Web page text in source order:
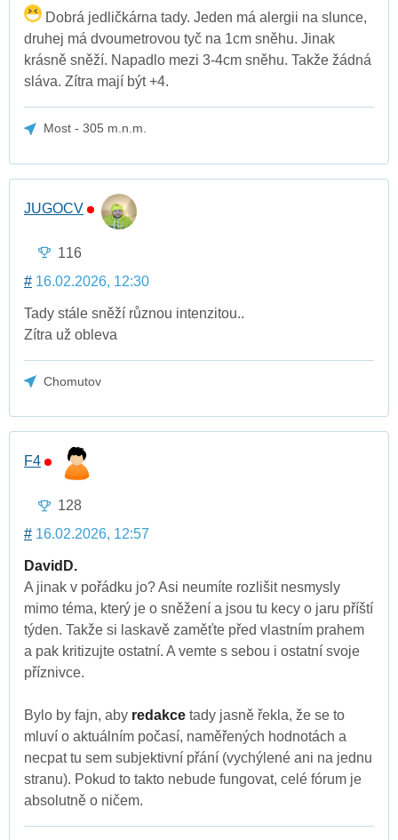
Dobrá jedličkárna tady. Jeden má alergii na slunce,
druhej má dvoumetrovou tyč na 1cm sněhu. Jinak
krásně sněží. Napadlo mezi 3-4cm sněhu. Takže žádná
sláva. Zítra mají být +4.
Most - 305 m.n.m.
JUGOCV
116
# 16.02.2026, 12:30
Tady stále sněží různou intenzitou..
Zítra už obleva
Chomutov
F4
128
# 16.02.2026, 12:57
DavidD.
A jinak v pořádku jo? Asi neumíte rozlišit nesmysly
mimo téma, který je o sněžení a jsou tu kecy o jaru příští
týden. Takže si laskavě zaměťte před vlastním prahem
a pak kritizujte ostatní. A vemte s sebou i ostatní svoje
příznivce.
Bylo by fajn, aby redakce tady jasně řekla, že se to
mluví o aktuálním počasí, naměřených hodnotách a
necpat tu sem subjektivní přání (vychýlené ani na jednu
stranu). Pokud to takto nebude fungovat, celé fórum je
absolutně o ničem.